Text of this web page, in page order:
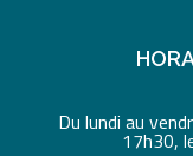
Du lundi au
17h30,